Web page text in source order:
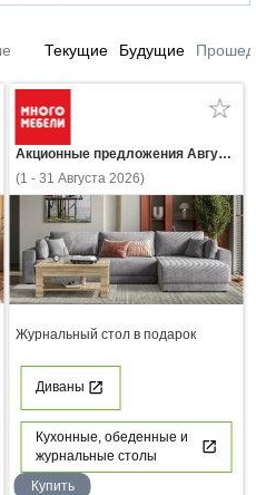
Текущие Будущие
Акционные предложения Августа
(1 - 31 Августа 2026)
Журнальный стол в подарок
Диваны
Кухонные, обеденные и
журнальные столы
Купить